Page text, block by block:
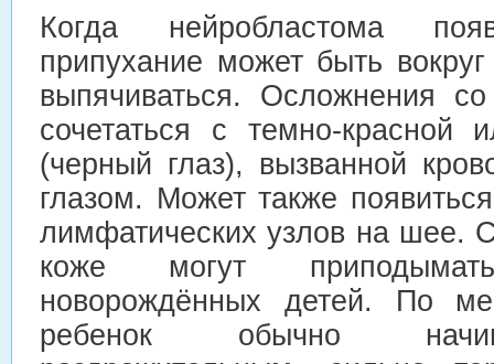
Когда нейробластома
припухание может быть
выпячиваться. Осложнения
сочетаться с темно-красной
(черный глаз), вызванной
глазом. Может также
лимфатических узлов на шее.
коже могут
новорождённых детей. По
ребенок обычно